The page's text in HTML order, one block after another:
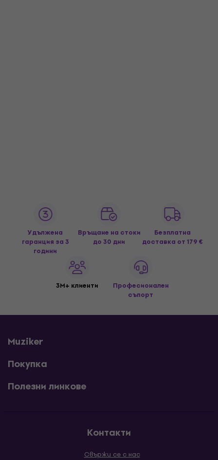
Удължена
гаранция за 3
години
Връщане на стоки
до 30 дни
Безплатна
доставка от 179 €
3M+ клиенти
Професионален
съпорт
Muziker
Покупка
Полезни линкове
Контакти
Свържи се с нас